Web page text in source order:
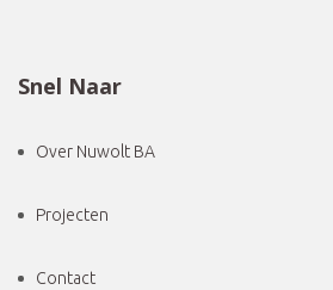
Snel Naar
Over Nuwolt BA
Projecten
Contact